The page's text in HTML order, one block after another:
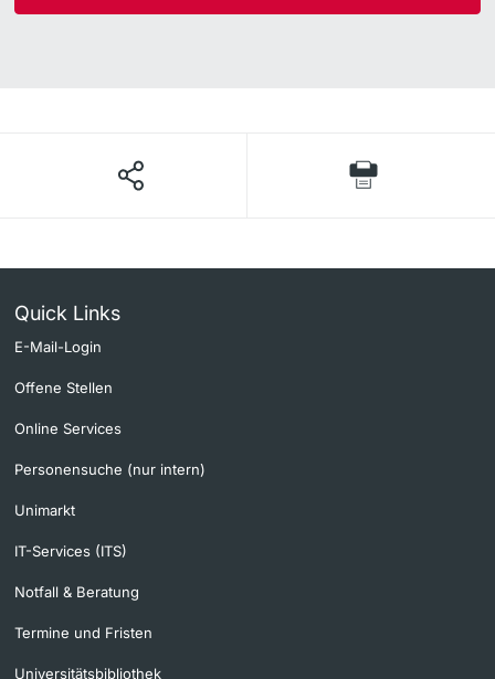
Quick Links
E-Mail-Login
Offene Stellen
Online Services
Personensuche (nur intern)
Unimarkt
IT-Services (ITS)
Notfall & Beratung
Termine und Fristen
Universitätsbibliothek